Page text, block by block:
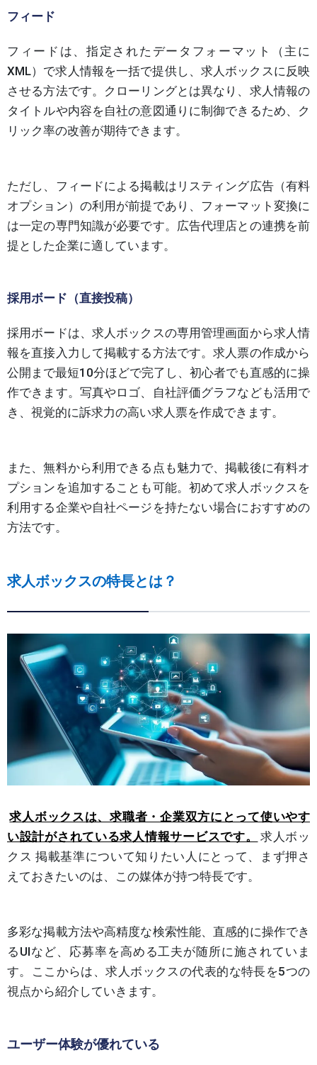
フィード
フィードは、指定されたデータフォーマット（主に
XML）で求人情報を一括で提供し、求人ボックスに反映
させる方法です。クローリングとは異なり、求人情報の
タイトルや内容を自社の意図通りに制御できるため、ク
リック率の改善が期待できます。
ただし、フィードによる掲載はリスティング広告（有料
オプション）の利用が前提であり、フォーマット変換に
は一定の専門知識が必要です。広告代理店との連携を前
提とした企業に適しています。
採用ボード（直接投稿）
採用ボードは、求人ボックスの専用管理画面から求人情
報を直接入力して掲載する方法です。求人票の作成から
公開まで最短10分ほどで完了し、初心者でも直感的に操
作できます。写真やロゴ、自社評価グラフなども活用で
き、視覚的に訴求力の高い求人票を作成できます。
また、無料から利用できる点も魅力で、掲載後に有料オ
プションを追加することも可能。初めて求人ボックスを
利用する企業や自社ページを持たない場合におすすめの
方法です。
求人ボックスの特長とは？
求人ボックスは、求職者・企業双方にとって使いやす
い設計がされている求人情報サービスです。
求人ボッ
クス 掲載基準について知りたい人にとって、まず押さ
えておきたいのは、この媒体が持つ特長です。
多彩な掲載方法や高精度な検索性能、直感的に操作でき
るUIなど、応募率を高める工夫が随所に施されていま
す。ここからは、求人ボックスの代表的な特長を5つの
視点から紹介していきます。
ユーザー体験が優れている